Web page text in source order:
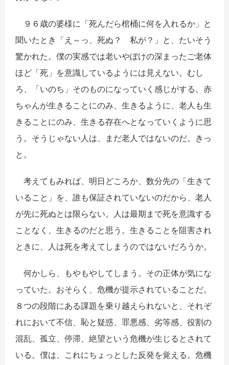
９６歳の婆様に「死んだら棺桶に何を入れるか」と
聞いたとき「え～っ、死ぬ？ 私が？」と、たいそう
驚かれた。僕の実感では老いやぼけの深まったご老体
ほど「死」を意識しているようには見えない。むし
ろ、「いのち」そのものになっていく感じがする。赤
ちゃんが生きることにのみ、生きるように、老人も生
きることにのみ、生きる存在へとなっていくように思
う。そうじゃない人は、まだ老人ではないのだ。きっ
と。
考えてもみれば、明日どころか、数分先の「生きて
いること」を、誰も保証されていないのだから、老人
が先に死ぬとは限らない。人は最期まで死を意識する
ことなく、生きるのだと思う。生きることを阻害され
ときに、人は死を考えてしまうのではないだろうか。
何かしら、もやもやしてしまう。その正体が気にな
っていた。おそらく、危機が提示されていることだ。
８つの段階にある課題を乗り越えられないと、それぞ
れにおいて不信、恥と疑惑、罪悪感、劣等感、役割の
混乱、孤立、停滞、絶望という危機が生じるとされて
いる。僕は、これにちょっとした反発を覚える。危機